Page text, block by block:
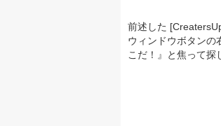
前述した
ウィンドウボタンの
こだ！』と焦って探